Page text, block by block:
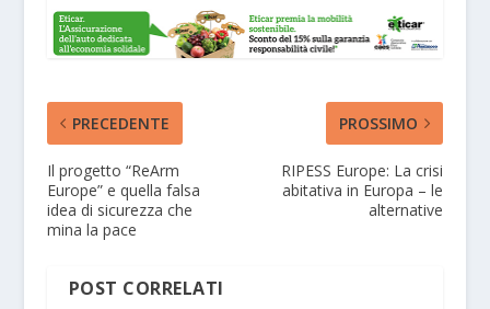
PRECEDENTE
Il progetto “ReArm
Europe” e quella falsa
idea di sicurezza che
mina la pace
PROSSIMO
RIPESS Europe: La crisi
abitativa in Europa – le
alternative
POST CORRELATI